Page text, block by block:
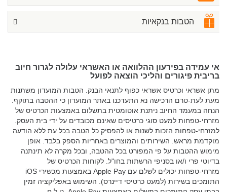
הטבות בנקאיות
אי עמידה בפירעון ההלוואה או האשראי עלולה לגרור חיוב
בריבית פיגורים והליכי הוצאה לפועל
מתן אשראי וכרטיס אשראי כפוף לתנאי הבנק. הטבות המועדון משתנות
מעת לעת-טרם הרכישה נא התעדכנו באתר המועדון כי ההטבה בתוקף.
הנחה במעמד החיוב ניתנת אוטומטית בתשלום באמצעות הכרטיס של
מזרחי-טפחות למעט סוגי כרטיסים שאינם מכובדים על ידי בית העסק.
למזרחי-טפחות הזכות לשנות או להפסיק כל הטבה בכל עת ללא הודעה
מוקדמת מראש. השירותים והמוצרים באחריות הספק בלבד. אופן
מימוש ההטבות על פי המפורט בכל ההטבה, ובכל מקרה לא תינתנה
בדיוטי פרי ו/או בסניפי הרשתות בחו"ל. לקוחות הכרטיס של
מזרחי-טפחות יכולים לשלם עם Apple Pay באמצעות מכשירי iOS
התומכים בשירות (למעט כרטיסי דיינרס). השימוש באפליקציה זמין